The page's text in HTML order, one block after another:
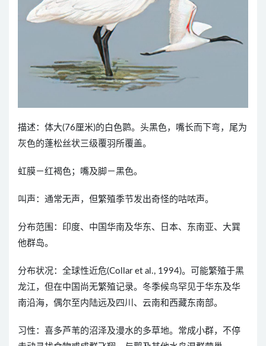
描述：体大(76厘米)的白色鹮。头黑色，嘴长而下弯，尾为
灰色的蓬松丝状三级覆羽所覆盖。
虹膜－红褐色；嘴及脚－黑色。
叫声：通常无声，但繁殖季节发出奇怪的咕哝声。
分布范围：印度、中国华南及华东、日本、东南亚、大巽
他群岛。
分布状况：全球性近危(Collar et al., 1994)。可能繁殖于黑
龙江，但在中国尚无繁殖记录。冬季候鸟罕见于华东及华
南沿海，偶尔至内陆远及四川、云南和西藏东南部。
习性：喜多芦苇的沼泽及漫水的多草地。常成小群，不停